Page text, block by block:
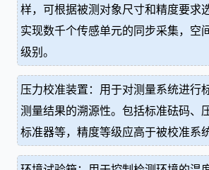
样，可根据被测对象尺寸和精度要求
实现数千个传感单元的同步采集，空
级别。
压力校准装置：用于对测量系统进行
测量结果的溯源性。包括标准砝码、
标准器等，精度等级应高于被校准系统